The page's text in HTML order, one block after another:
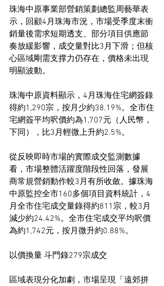
珠海中原事業部營銷策劃總監周藝華表
示，回顧4月珠海市況，市場受季度末衝
銷量後需求短期透支、部分項目供應節
奏放緩影響，成交量對比3月下滑；但核
心區域剛需支撑力仍存在，價格未出現
明顯波動。
珠海中原資料顯示，4月珠海住宅網簽錄
得約1,290宗，按月少約38.19%。全市住
宅網簽平均呎價約為1,707元（人民幣，
下同），比3月輕微上升約2.5%。
從反映即時市場的實際成交監測數據
看，市場整體活躍度階段性回落，發展
商常規營銷動作較3月有所收斂。據珠海
中原監控全市160多個項目資料統計，4
月全市住宅成交量錄得約811宗，較3月
減少約24.42%。全市住宅成交平均呎價
為約1,742元，按月微升約0.88%。
以價換量 斗門錄279宗成交
區域表現分化加劇，市場呈現「遠郊拼